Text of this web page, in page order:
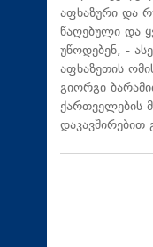
აფხაზური და
წაღებული და
უწოდებენ, -
აფხაზეთის
გიორგი
ქართველების
დაკავშირებით